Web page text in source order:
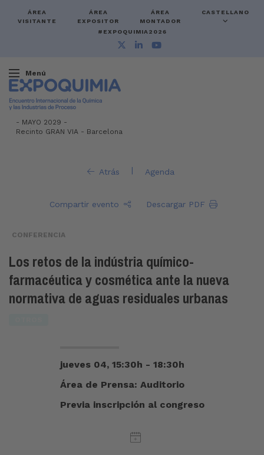
ÁREA
VISITANTE
ÁREA
EXPOSITOR
ÁREA
MONTADOR
CASTELLANO
#EXPOQUIMIA2026
Menú
- MAYO 2029 -
Recinto GRAN VIA - Barcelona
Atrás | Agenda
Compartir evento Descargar PDF
CONFERENCIA
Los retos de la indústria químico-
farmacéutica y cosmética ante la nueva
normativa de aguas residuales urbanas
jueves 04, 15:30h - 18:30h
Área de Prensa: Auditorio
Previa inscripción al congreso